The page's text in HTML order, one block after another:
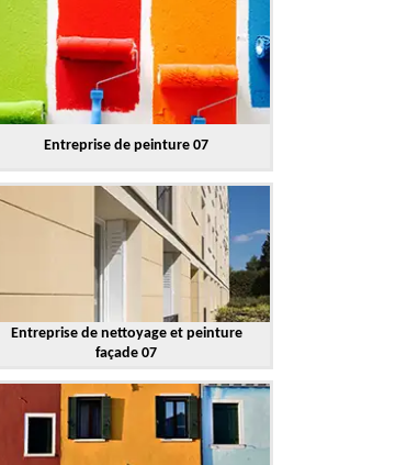
Entreprise de peinture 07
Entreprise de nettoyage et peinture
façade 07